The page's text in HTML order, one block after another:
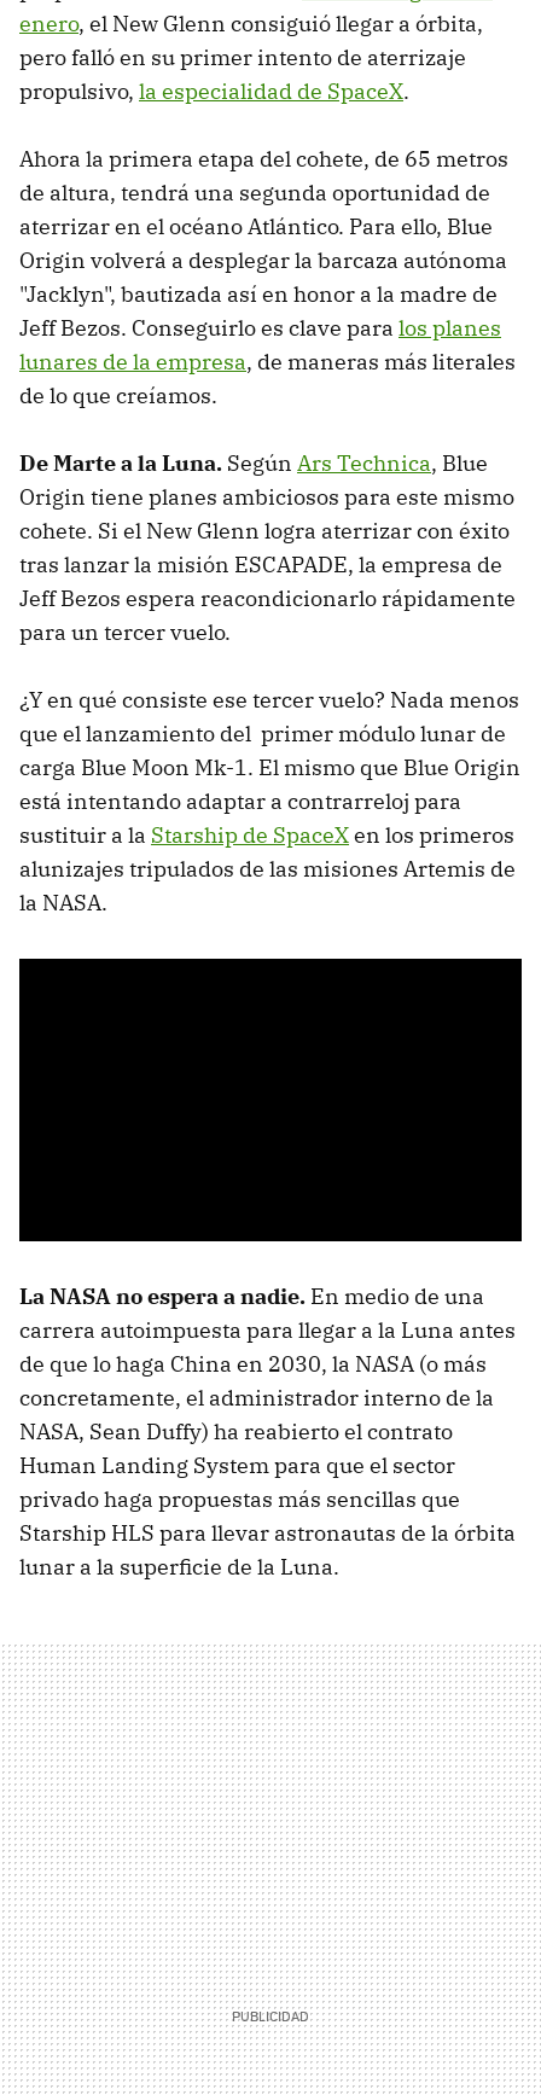
enero, el New Glenn consiguió llegar a órbita,
pero falló en su primer intento de aterrizaje
propulsivo, la especialidad de SpaceX.
Ahora la primera etapa del cohete, de 65 metros
de altura, tendrá una segunda oportunidad de
aterrizar en el océano Atlántico. Para ello, Blue
Origin volverá a desplegar la barcaza autónoma
"Jacklyn", bautizada así en honor a la madre de
Jeff Bezos. Conseguirlo es clave para los planes
lunares de la empresa, de maneras más literales
de lo que creíamos.
De Marte a la Luna. Según Ars Technica, Blue
Origin tiene planes ambiciosos para este mismo
cohete. Si el New Glenn logra aterrizar con éxito
tras lanzar la misión ESCAPADE, la empresa de
Jeff Bezos espera reacondicionarlo rápidamente
para un tercer vuelo.
¿Y en qué consiste ese tercer vuelo? Nada menos
que el lanzamiento del primer módulo lunar de
carga Blue Moon Mk-1. El mismo que Blue Origin
está intentando adaptar a contrarreloj para
sustituir a la Starship de SpaceXen los primeros
alunizajes tripulados de las misiones Artemis de
la NASA.
La NASA no espera a nadie. En medio de una
carrera autoimpuesta para llegar a la Luna antes
de que lo haga China en 2030, la NASA (o más
concretamente, el administrador interno de la
NASA, Sean Duffy) ha reabierto el contrato
Human Landing System para que el sector
privado haga propuestas más sencillas que
Starship HLS para llevar astronautas de la órbita
lunar a la superficie de la Luna.